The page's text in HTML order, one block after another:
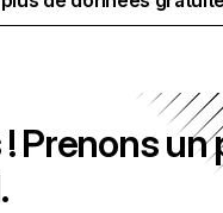
Prenons un